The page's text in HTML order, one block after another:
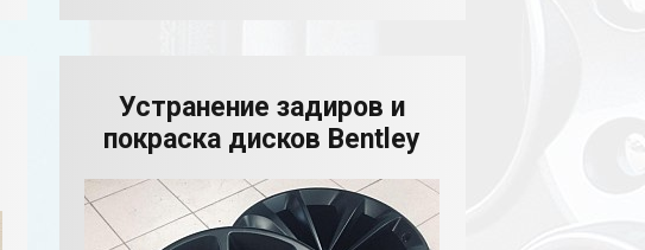
Устранение задиров и
покраска дисков Bentley